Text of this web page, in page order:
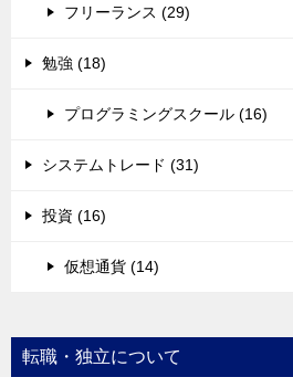
フリーランス (29)
勉強 (18)
プログラミングスクール (16)
システムトレード (31)
投資 (16)
仮想通貨 (14)
転職・独立について